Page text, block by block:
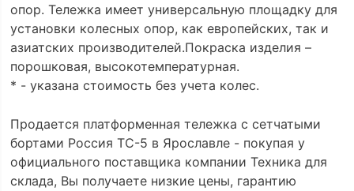
опор. Тележка имеет универсальную площадку для
установки колесных опор, как европейских, так и
азиатских производителей.Покраска изделия –
порошковая, высокотемпературная.
* - указана стоимость без учета колес.
Продается платформенная тележка с сетчатыми
бортами Россия ТС-5 в Ярославле - покупая у
официального поставщика компании Техника для
склада, Вы получаете низкие цены, гарантию